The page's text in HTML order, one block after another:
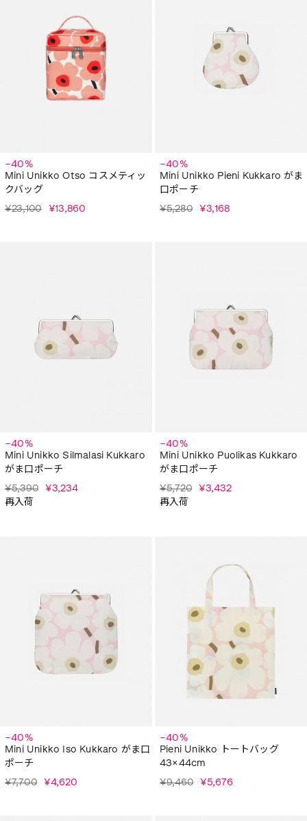
−40%
Mini Unikko Otso コスメティッ
クバッグ
¥23,100 ¥13,860
−40%
Mini Unikko Pieni Kukkaro がま
口ポーチ
¥5,280 ¥3,168
−40%
Mini Unikko Silmalasi Kukkaro
がま口ポーチ
¥5,390 ¥3,234
再入荷
−40%
Mini Unikko Puolikas Kukkaro
がま口ポーチ
¥5,720 ¥3,432
再入荷
−40%
Mini Unikko Iso Kukkaro がま口
ポーチ
¥7,700 ¥4,620
−40%
Pieni Unikko トートバッグ
43×44cm
¥9,460 ¥5,676